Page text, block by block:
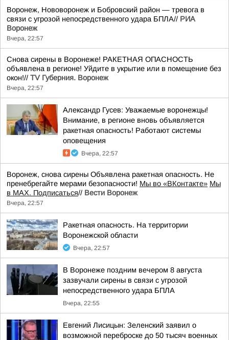
Воронеж, Нововоронеж и Бобровский район — тревога в
связи с угрозой непосредственного удара БПЛА// РИА
Воронеж
Вчера, 22:57
Снова сирены в Воронеже! РАКЕТНАЯ ОПАСНОСТЬ
объявлена в регионе! Уйдите в укрытие или в помещение без
окон!// TV Губерния. Воронеж
Вчера, 22:57
Александр Гусев: Уважаемые воронежцы!
Внимание, в регионе вновь объявляется
ракетная опасность! Работают системы
оповещения
Вчера, 22:57
Воронеж, снова сирены Объявлена ракетная опасность. Не
пренебрегайте мерами безопасности! Мы во «ВКонтакте» Мы
в MAX. Подписаться// Вести Воронеж
Вчера, 22:57
Ракетная опасность. На территории
Воронежской области
Вчера, 22:57
В Воронеже поздним вечером 8 августа
зазвучали сирены в связи с угрозой
непосредственного удара БПЛА
Вчера, 22:55
Евгений Лисицын: Зеленский заявил о
возможной переброске до 50 тысяч военных